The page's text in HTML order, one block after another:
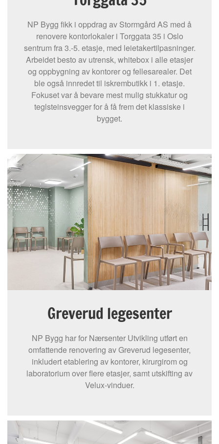
NP Bygg fikk i oppdrag av Stormgård AS med å
renovere kontorlokaler i Torggata 35 i Oslo
sentrum fra 3.-5. etasje, med leietakertilpasninger.
Arbeidet besto av utrensk, whitebox i alle etasjer
og oppbygning av kontorer og fellesarealer. Det
ble også innredet til iskrembutikk i 1. etasje.
Fokuset var å bevare mest mulig stukkatur og
teglsteinsvegger for å få frem det klassiske i
bygget.
Greverud legesenter
NP Bygg har for Nærsenter Utvikling utført en
omfattende renovering av Greverud legesenter,
inkludert etablering av kontorer, kirurgirom og
laboratorium over flere etasjer, samt utskifting av
Velux-vinduer.